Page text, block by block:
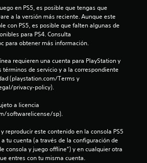
n
t
t
e
en PS5, es posible que tengas que
a la versión más reciente. Aunque este
con PS5, es posible que falten algunas de
para PS4. Consulta
para obtener más información.
requieren una cuenta para PlayStation y
términos de servicio y a la correspondiente
(playstation.com/Terms y
privacy-policy).
a licencia
softwarelicense/sp).
reproducir este contenido en la consola PS5
tu cuenta (a través de la configuración de
consola y juego offline”) y en cualquier otra
entres con tu misma cuenta.